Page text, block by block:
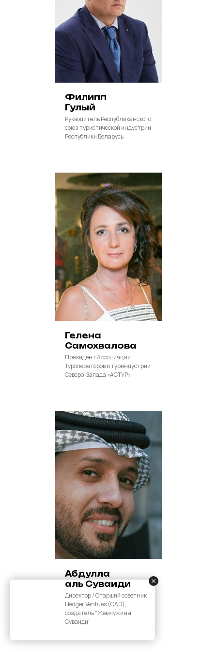
Филипп
Гулый
Рукводитель Республиканского
союз туристической индустрии
Республики Беларусь
Гелена
Самохвалова
Президент Ассоциации
Туроператоров и туриндустрии
Северо-Запада «АСТУР»
Абдулла
аль Суваиди
Директор / Старший советник
Hedger Ventues (ОАЭ),
создатель "Жемчужины
Суваиди"